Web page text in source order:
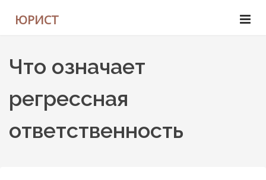
ЮРИСТ
Что означает
регрессная
ответственность